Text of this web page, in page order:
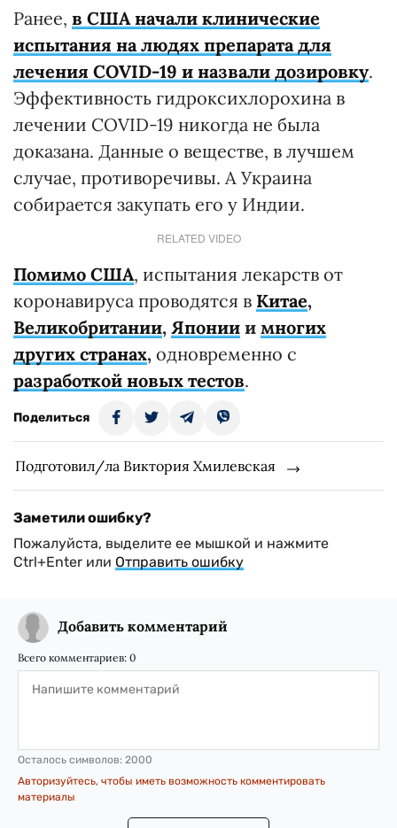
Ранее, в США начали клинические
испытания на людях препарата для
лечения COVID-19 и назвали дозировку.
Эффективность гидроксихлорохина в
лечении COVID-19 никогда не была
доказана. Данные о веществе, в лучшем
случае, противоречивы. А Украина
собирается закупать его у Индии.
RELATED VIDEO
Помимо США, испытания лекарств от
коронавируса проводятся в Китае,
Великобритании, Японии и многих
других странах, одновременно с
разработкой новых тестов.
Поделиться
Подготовил/ла Виктория Хмилевская
Заметили ошибку?
Пожалуйста, выделите ее мышкой и нажмите
Ctrl+Enter или Отправить ошибку
Добавить комментарий
Всего комментариев: 0
Осталось символов: 2000
Авторизуйтесь, чтобы иметь возможность комментировать
материалы